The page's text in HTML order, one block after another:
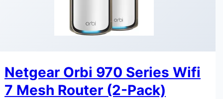
Netgear Orbi 970 Series Wifi
7 Mesh Router (2-Pack)